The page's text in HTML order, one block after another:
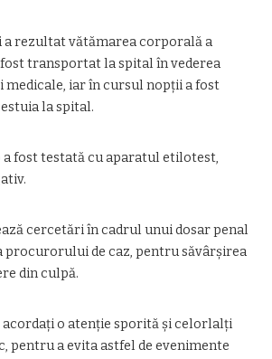
rezultat vătămarea corporală a
transportat la spital în vederea
iar în cursul nopții a fost
la spital.
a fost testată cu aparatul etilotest,
cercetări în cadrul unui dosar penal
procurorului de caz, pentru săvârșirea
din culpă.
acordați o atenție sporită și celorlalți
pentru a evita astfel de evenimente